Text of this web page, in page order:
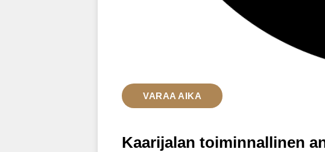
VARAA AIKA
Kaarijalan toiminnallinen